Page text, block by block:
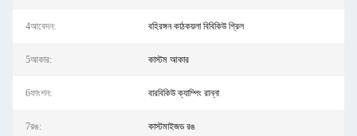
4আবেদন: বহিরঙ্গন কাঠকয়লা বিবিকিউ গ্রিল
5আকার: কাস্টম আকার
6ফাংশন: বারবিকিউ ক্যাম্পিং রান্না
7রঙ: কাস্টমাইজড রঙ